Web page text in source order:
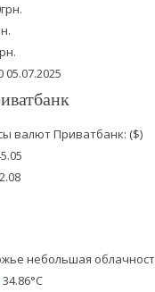
валют Приватбанк: ($)
небольшая
34.86°C